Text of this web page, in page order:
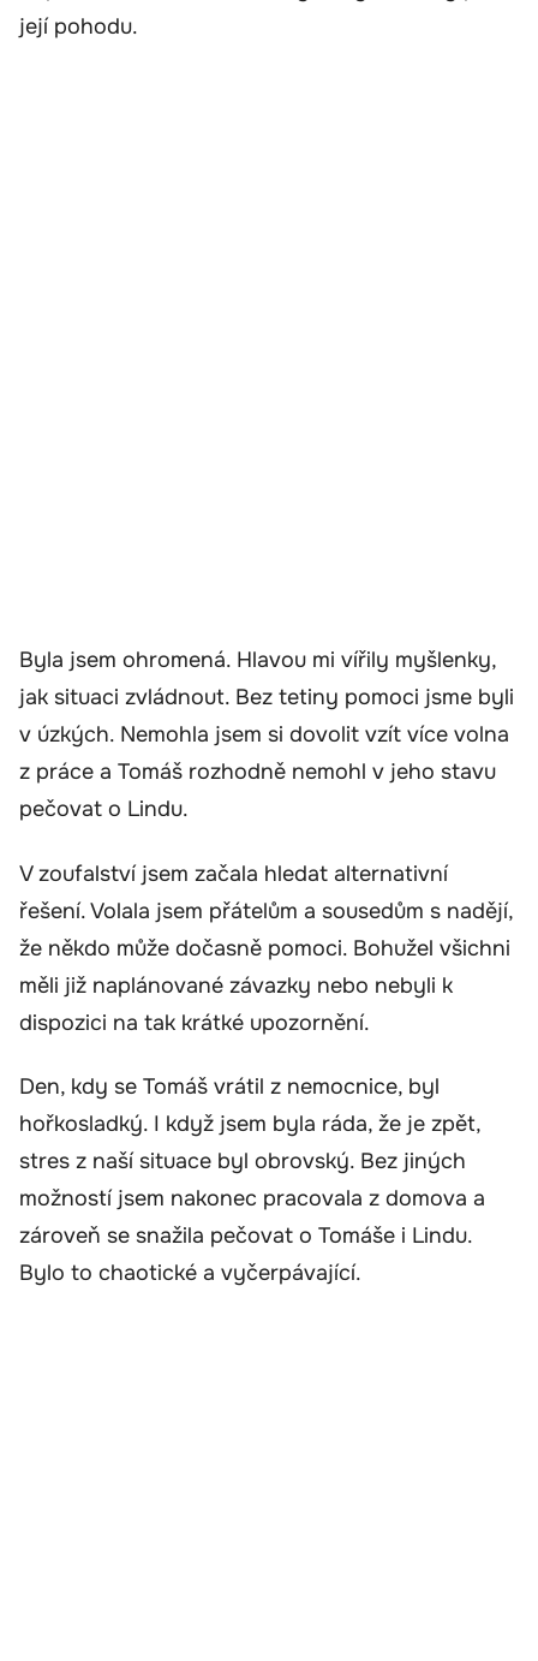
její pohodu.
Byla jsem ohromená. Hlavou mi vířily myšlenky,
jak situaci zvládnout. Bez tetiny pomoci jsme byli
v úzkých. Nemohla jsem si dovolit vzít více volna
z práce a Tomáš rozhodně nemohl v jeho stavu
pečovat o Lindu.
V zoufalství jsem začala hledat alternativní
řešení. Volala jsem přátelům a sousedům s nadějí,
že někdo může dočasně pomoci. Bohužel všichni
měli již naplánované závazky nebo nebyli k
dispozici na tak krátké upozornění.
Den, kdy se Tomáš vrátil z nemocnice, byl
hořkosladký. I když jsem byla ráda, že je zpět,
stres z naší situace byl obrovský. Bez jiných
možností jsem nakonec pracovala z domova a
zároveň se snažila pečovat o Tomáše i Lindu.
Bylo to chaotické a vyčerpávající.